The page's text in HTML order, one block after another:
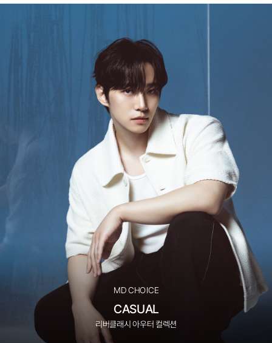
MD CHOICE
CASUAL
리버클래시 아우터 컬렉션